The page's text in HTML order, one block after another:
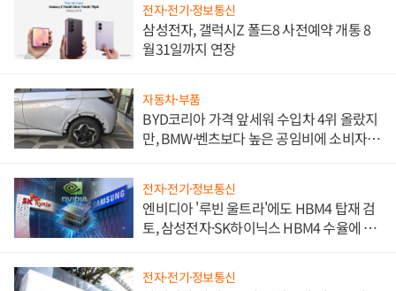
전자·전기·정보통신
삼성전자, 갤럭시Z 폴드8 사전예약 개통 8
월31일까지 연장
자동차·부품
BYD코리아 가격 앞세워 수입차 4위 올랐지
만, BMW·벤츠보다 높은 공임비에 소비자
전자·전기·정보통신
엔비디아 '루빈 울트라'에도 HBM4 탑재 검
토, 삼성전자·SK하이닉스 HBM4 수율에 주
전자·전기·정보통신